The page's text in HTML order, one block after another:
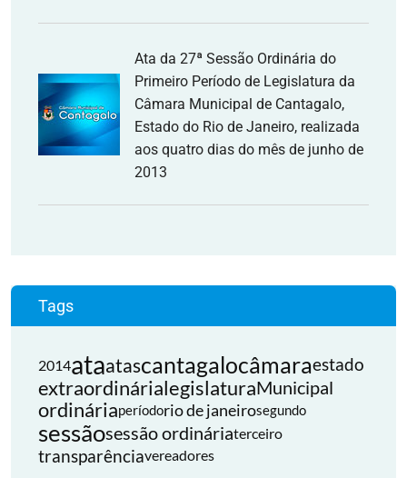
Ata da 27ª Sessão Ordinária do
Primeiro Período de Legislatura da
Câmara Municipal de Cantagalo,
Estado do Rio de Janeiro, realizada
aos quatro dias do mês de junho de
2013
Tags
2014ataatascantagalocâmaraestado
extraordinárialegislaturaMunicipal
ordináriaperíodorio de janeirosegundo
sessãosessão ordináriaterceiro
transparênciavereadores